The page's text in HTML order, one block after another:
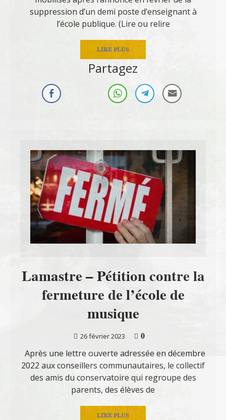
suppression d’un demi poste d’enseignant à
l’école publique. (Lire ou relire
LIRE PLUS
Partagez
Lamastre – Pétition contre la
fermeture de l’école de
musique
26 février 2023
0
Après une lettre ouverte adressée en décembre
2022 aux conseillers communautaires, le collectif
des amis du conservatoire qui regroupe des
parents, des élèves de
LIRE PLUS